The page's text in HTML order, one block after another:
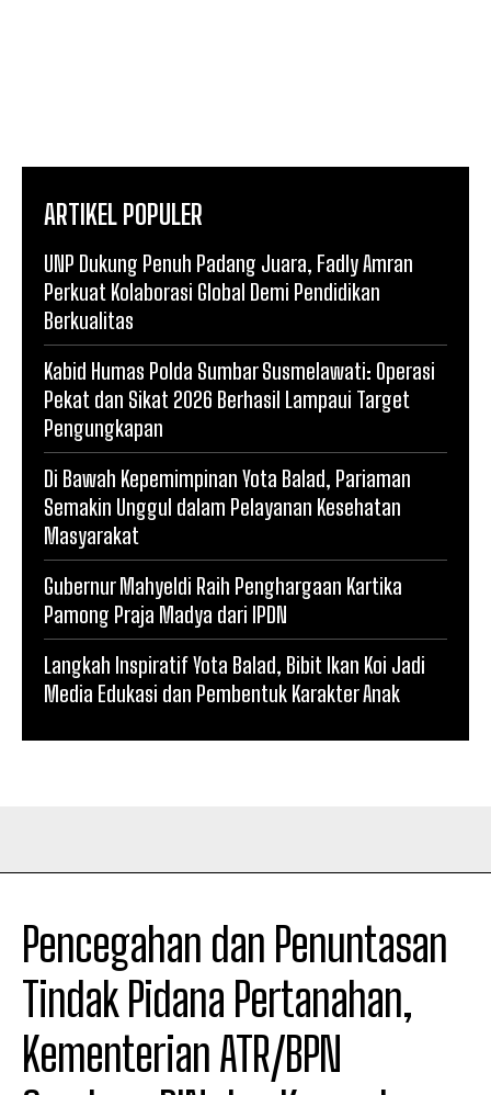
ARTIKEL POPULER
UNP Dukung Penuh Padang Juara, Fadly Amran
Perkuat Kolaborasi Global Demi Pendidikan
Berkualitas
Kabid Humas Polda Sumbar Susmelawati: Operasi
Pekat dan Sikat 2026 Berhasil Lampaui Target
Pengungkapan
Di Bawah Kepemimpinan Yota Balad, Pariaman
Semakin Unggul dalam Pelayanan Kesehatan
Masyarakat
Gubernur Mahyeldi Raih Penghargaan Kartika
Pamong Praja Madya dari IPDN
Langkah Inspiratif Yota Balad, Bibit Ikan Koi Jadi
Media Edukasi dan Pembentuk Karakter Anak